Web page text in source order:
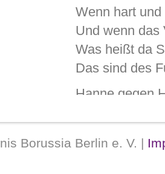
Wenn hart
Und wenn das
Was heißt da
Das sind des
Hanne gegen
Borussia Berlin e. V. |